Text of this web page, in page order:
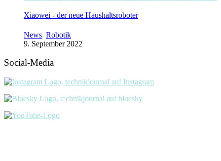
Xiaowei - der neue Haushaltsroboter
News, Robotik
9. September 2022
Social-Media